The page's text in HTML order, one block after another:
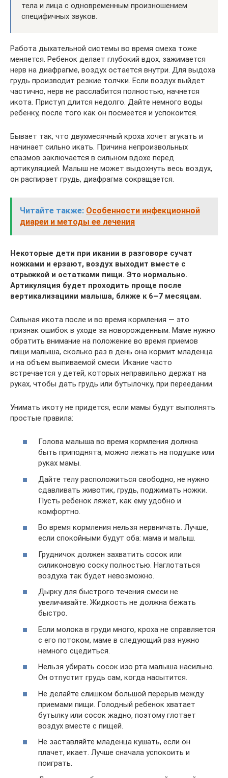
тела и лица с одновременным произношением
специфичных звуков.
Работа дыхательной системы во время смеха тоже
меняется. Ребенок делает глубокий вдох, зажимается
нерв на диафрагме, воздух остается внутри. Для выдоха
грудь производит резкие толчки. Если воздух выйдет
частично, нерв не расслабится полностью, начнется
икота. Приступ длится недолго. Дайте немного воды
ребенку, после того как он посмеется и успокоится.
Бывает так, что двухмесячный кроха хочет агукать и
начинает сильно икать. Причина непроизвольных
спазмов заключается в сильном вдохе перед
артикуляцией. Малыш не может выдохнуть весь воздух,
он распирает грудь, диафрагма сокращается.
Читайте также: Особенности инфекционной
диареи и методы ее лечения
Некоторые дети при икании в разговоре сучат
ножками и ерзают, воздух выходит вместе с
отрыжкой и остатками пищи. Это нормально.
Артикуляция будет проходить проще после
вертикализациии малыша, ближе к 6–7 месяцам.
Сильная икота после и во время кормления — это
признак ошибок в уходе за новорожденным. Маме нужно
обратить внимание на положение во время приемов
пищи малыша, сколько раз в день она кормит младенца
и на объем выпиваемой смеси. Икание часто
встречается у детей, которых неправильно держат на
руках, чтобы дать грудь или бутылочку, при переедании.
Унимать икоту не придется, если мамы будут выполнять
простые правила:
Голова малыша во время кормления должна
быть приподнята, можно лежать на подушке или
руках мамы.
Дайте телу расположиться свободно, не нужно
сдавливать животик, грудь, поджимать ножки.
Пусть ребенок ляжет, как ему удобно и
комфортно.
Во время кормления нельзя нервничать. Лучше,
если спокойными будут оба: мама и малыш.
Грудничок должен захватить сосок или
силиконовую соску полностью. Наглотаться
воздуха так будет невозможно.
Дырку для быстрого течения смеси не
увеличивайте. Жидкость не должна бежать
быстро.
Если молока в груди много, кроха не справляется
с его потоком, маме в следующий раз нужно
немного сцедиться.
Нельзя убирать сосок изо рта малыша насильно.
Он отпустит грудь сам, когда насытится.
Не делайте слишком большой перерыв между
приемами пищи. Голодный ребенок хватает
бутылку или сосок жадно, поэтому глотает
воздух вместе с пищей.
Не заставляйте младенца кушать, если он
плачет, икает. Лучше сначала успокоить и
поиграть.